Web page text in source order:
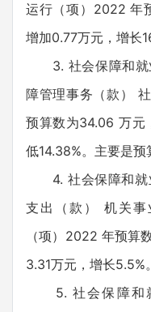
运行（项）2022 年
增加0.77万元，增长
3. 社会保障和就
障管理事务（款）
预算数为34.06 万元
低14.38%。主要是预
4. 社会保障和就
支出（款） 机关
（项）2022 年预算
3.31万元，增长5.5%
5. 社会保障和